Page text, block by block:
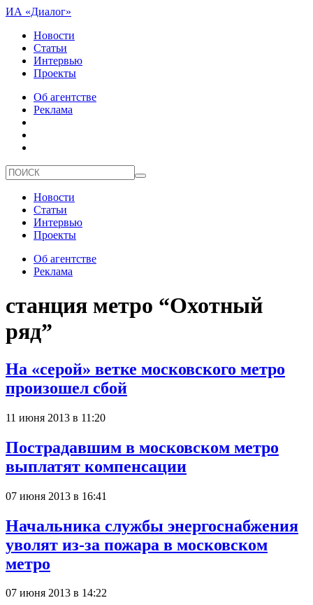
ИА «Диалог»
Новости
Статьи
Интервью
Проекты
Об агентстве
Реклама
Новости
Статьи
Интервью
Проекты
Об агентстве
Реклама
станция метро “Охотный
ряд”
На «серой» ветке московского метро
произошел сбой
11 июня 2013 в 11:20
Пострадавшим в московском метро
выплатят компенсации
07 июня 2013 в 16:41
Начальника службы энергоснабжения
уволят из-за пожара в московском
метро
07 июня 2013 в 14:22